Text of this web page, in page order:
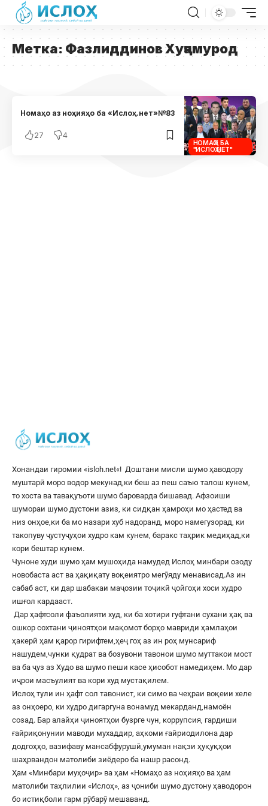
Метка: Фазлиддинов Хуҷамурод
НОМАҲО БА
"ИСЛОҲ.НЕТ"
Номаҳо аз ноҳияҳо ба «Ислоҳ.нет»№83
27 4
Хонандаи гиромии «isloh.net«! Доштани мисли шумо ҳаводору
муштарӣ моро водор мекунад,ки беш аз пеш саъю талош кунем,
то хоста ва тавақуъоти шумо бароварда бишавад. Афзоиши
шумораи шумо дустони азиз, ки сидқан ҳамроҳи мо ҳастед ва
низ онҳое,ки ба мо назари хуб надоранд, моро намегузорад, ки
такопуву ҷустуҷуҳои худро кам кунем, баракс таҳрик медиҳад,ки
кори бештар кунем.
Чуноне худи шумо ҳам мушоҳида намудед Ислоҳ минбари озоду
новобаста аст ва ҳақиқату воқеиятро мегӯяду менависад.Аз ин
сабаб аст, ки дар шабакаи маҷозии тоҷикӣ ҷойгоҳи хоси худро
ишғол кардааст.
Дар ҳафтсоли фаъолияти худ, ки ба хотири гуфтани сухани ҳақ ва
ошкор сохтани ҷиноятҳои мақомот борҳо мавриди ҳамлаҳои
ҳакерӣ ҳам қарор гирифтем,ҳеҷ гоҳ аз ин роҳ мунсариф
нашудем,чунки қудрат ва бозувони тавонои шумо муттакои мост
ва ба ҷуз аз Худо ва шумо пеши касе ҳисобот намедиҳем. Мо дар
иҷрои масъулият ва кори худ мустақилем.
Ислоҳ тули ин ҳафт сол тавонист, ки симо ва чеҳраи воқеии хеле
аз онҳоеро, ки худро дигаргуна вонамуд мекарданд,намоён
созад. Бар алайҳи ҷиноятҳои бузрге чун, коррупсия, гардиши
ғайриқонунии маводи мухаддир, аҳкоми ғайриодилона дар
додгоҳҳо, вазифаву мансабфурушӣ,умуман нақзи ҳуқуқҳои
шаҳрвандон матолиби зиёдеро ба нашр расонд.
Ҳам «Минбари муҳоҷир» ва ҳам «Номаҳо аз ноҳияҳо ва ҳам
матолиби таҳлилии «Ислоҳ», аз ҷониби шумо дустону ҳаводорон
бо истиқболи гарм рӯбарӯ мешаванд.